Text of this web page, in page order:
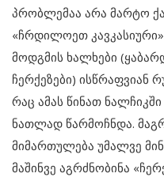
პრობლემაა არა მარტო
«ჩრდილოეთ
მოდგმის ხალხები
ჩერქეზები) ისწრაფვიან
რაც ამას წინათ
ნათლად წარმოჩნდა.
მიმართულება უმალვე
მაშინვე აგრძნობინა